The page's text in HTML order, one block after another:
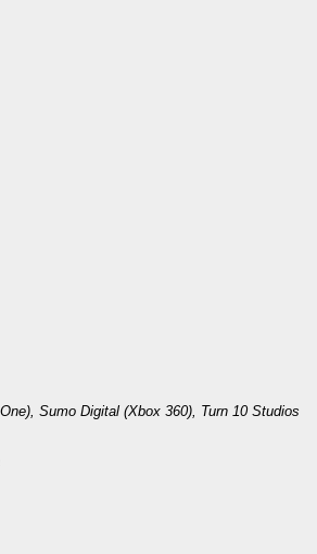
Sumo Digital (Xbox 360), Turn 10 Studios